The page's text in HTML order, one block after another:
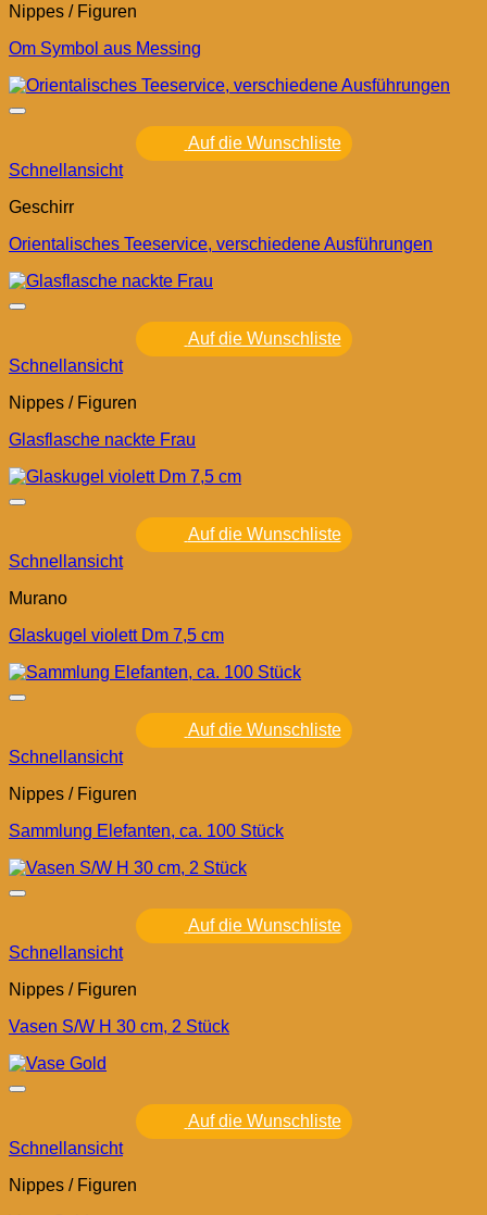
Nippes / Figuren
Om Symbol aus Messing
Auf die Wunschliste
Schnellansicht
Geschirr
Orientalisches Teeservice, verschiedene Ausführungen
Auf die Wunschliste
Schnellansicht
Nippes / Figuren
Glasflasche nackte Frau
Auf die Wunschliste
Schnellansicht
Murano
Glaskugel violett Dm 7,5 cm
Auf die Wunschliste
Schnellansicht
Nippes / Figuren
Sammlung Elefanten, ca. 100 Stück
Auf die Wunschliste
Schnellansicht
Nippes / Figuren
Vasen S/W H 30 cm, 2 Stück
Auf die Wunschliste
Schnellansicht
Nippes / Figuren